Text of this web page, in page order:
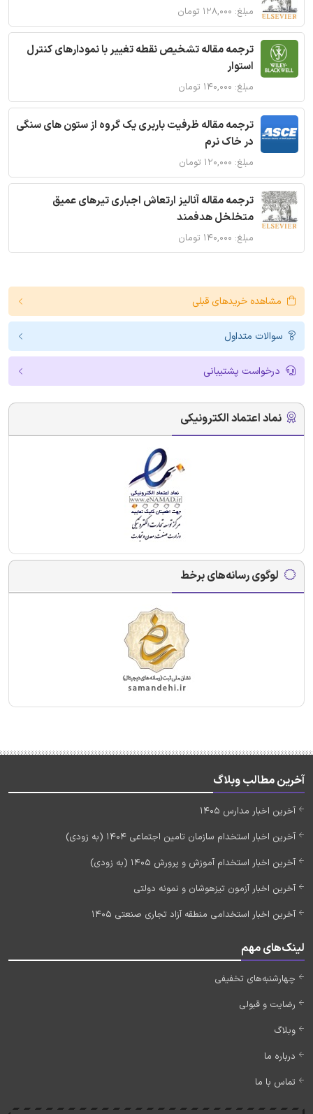
مبلغ: ۱۲۸,۰۰۰ تومان
ترجمه مقاله تشخیص نقطه تغییر با نمودارهای کنترل
استوار
مبلغ: ۱۴۰,۰۰۰ تومان
ترجمه مقاله ظرفیت باربری یک گروه از ستون های سنگی
در خاک نرم
مبلغ: ۱۲۰,۰۰۰ تومان
ترجمه مقاله آنالیز ارتعاش اجباری تیرهای عمیق
متخلخل هدفمند
مبلغ: ۱۴۰,۰۰۰ تومان
مشاهده خریدهای قبلی
سوالات متداول
درخواست پشتیبانی
نماد اعتماد الکترونیکی
لوگوی رسانه‌های برخط
آخرین مطالب وبلاگ
آخرین اخبار مدارس 1405
آخرین اخبار استخدام سازمان تامین اجتماعی 1404 (به زودی)
آخرین اخبار استخدام آموزش و پرورش 1405 (به زودی)
آخرین اخبار آزمون تیزهوشان و نمونه دولتی
آخرین اخبار استخدامی منطقه آزاد تجاری صنعتی 1405
لینک‌های مهم
چهارشنبه‌های تخفیفی
رضایت و قبولی
وبلاگ
درباره ما
تماس با ما